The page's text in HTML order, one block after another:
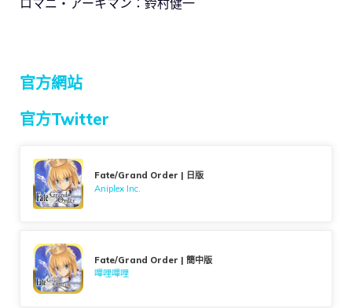
官方網站
官方Twitter
Fate/Grand Order | 日版
Aniplex Inc.
Fate/Grand Order | 簡中版
嗶哩嗶哩